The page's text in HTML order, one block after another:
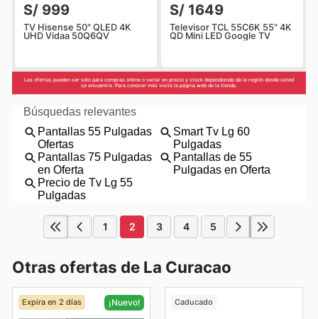
S/ 999
TV Hisense 50" QLED 4K
UHD Vidaa 50Q6QV
S/ 1649
Televisor TCL 55C6K 55" 4K
QD Mini LED Google TV
Las ofertas pueden ser solo para compras online o variar en precio y stock dependiendo de la región donde usted
se encuentre. Para conocer más visite la página web de la tienda.
1 2 3 4 5
Otras ofertas de La Curacao
Expira en 2 días ¡Nuevo! Caducado